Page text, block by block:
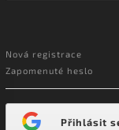
Nová registrace
Zapomenuté heslo
Přihlásit